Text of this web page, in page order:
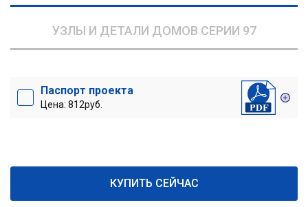
УЗЛЫ И ДЕТАЛИ ДОМОВ СЕРИИ 97
Паспорт проекта
Цена: 812руб.
КУПИТЬ СЕЙЧАС